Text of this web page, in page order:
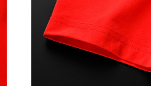
NAVY ¥6,160